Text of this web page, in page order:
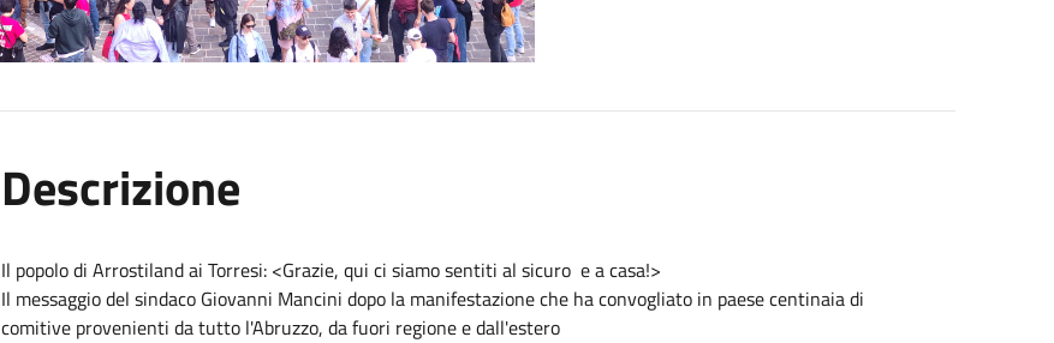
Descrizione
Il popolo di Arrostiland ai Torresi: <Grazie, qui ci siamo sentiti al sicuro e a casa!>
Il messaggio del sindaco Giovanni Mancini dopo la manifestazione che ha convogliato in paese centinaia di
comitive provenienti da tutto l'Abruzzo, da fuori regione e dall'estero